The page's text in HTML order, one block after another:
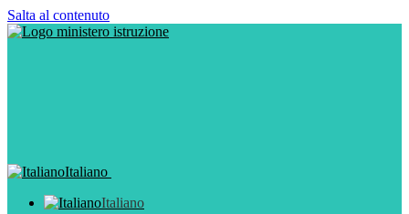
Salta al contenuto
Italiano
Italiano